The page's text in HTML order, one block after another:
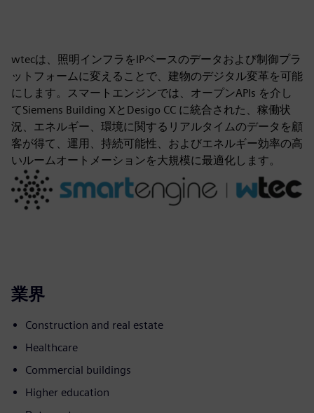
wtecは、照明インフラをIPベースのデータおよび制御プラ
ットフォームに変えることで、建物のデジタル変革を可能
にします。スマートエンジンでは、オープンAPIs を介し
てSiemens Building XとDesigo CC に統合された、稼働状
況、エネルギー、環境に関するリアルタイムのデータを顧
客が得て、運用、持続可能性、およびエネルギー効率の高
いルームオートメーションを大規模に最適化します。
業界
Construction and real estate
Healthcare
Commercial buildings
Higher education